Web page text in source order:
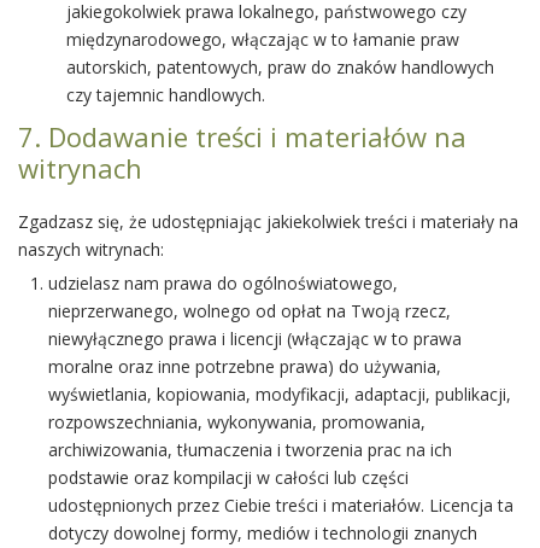
jakiegokolwiek prawa lokalnego, państwowego czy
międzynarodowego, włączając w to łamanie praw
autorskich, patentowych, praw do znaków handlowych
czy tajemnic handlowych.
7. Dodawanie treści i materiałów na
witrynach
Zgadzasz się, że udostępniając jakiekolwiek treści i materiały na
naszych witrynach:
udzielasz nam prawa do ogólnoświatowego,
nieprzerwanego, wolnego od opłat na Twoją rzecz,
niewyłącznego prawa i licencji (włączając w to prawa
moralne oraz inne potrzebne prawa) do używania,
wyświetlania, kopiowania, modyfikacji, adaptacji, publikacji,
rozpowszechniania, wykonywania, promowania,
archiwizowania, tłumaczenia i tworzenia prac na ich
podstawie oraz kompilacji w całości lub części
udostępnionych przez Ciebie treści i materiałów. Licencja ta
dotyczy dowolnej formy, mediów i technologii znanych